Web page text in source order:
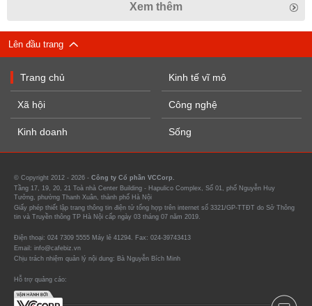
Xem thêm
Lên đầu trang
Trang chủ
Xã hội
Kinh doanh
Kinh tế vĩ mô
Công nghệ
Sống
© Copyright 2012 - 2026 - Công ty Cổ phần VCCorp.
Tầng 17, 19, 20, 21 Toà nhà Center Building - Hapulico Complex, Số 01, phố Nguyễn Huy
Tưởng, phường Thanh Xuân, thành phố Hà Nội
Giấy phép thiết lập trang thông tin điện tử tổng hợp trên internet số 3321/GP-TTĐT do Sở Thông
tin và Truyền thông TP Hà Nội cấp ngày 03 tháng 07 năm 2019.
Điện thoại: 024 7309 5555 Máy lẻ 41294. Fax: 024-39743413
Email: info@cafebiz.vn
Chịu trách nhiệm quản lý nội dung: Bà Nguyễn Bích Minh
Hỗ trợ quảng cáo: